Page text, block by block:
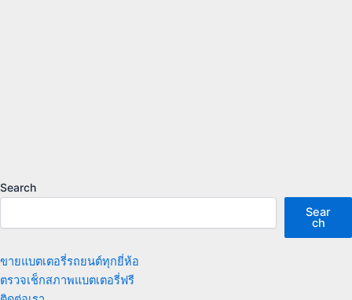
Search
Sear
ch
ขายแบตเตอรี่รถยนต์ทุกยี่ห้อ
ตรวจเช็กสภาพแบตเตอรี่ฟรี